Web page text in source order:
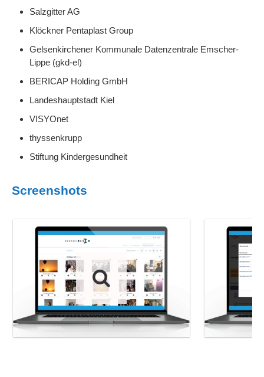
Salzgitter AG
Klöckner Pentaplast Group
Gelsenkirchener Kommunale Datenzentrale Emscher-
Lippe (gkd-el)
BERICAP Holding GmbH
Landeshauptstadt Kiel
VISYOnet
thyssenkrupp
Stiftung Kindergesundheit
Screenshots